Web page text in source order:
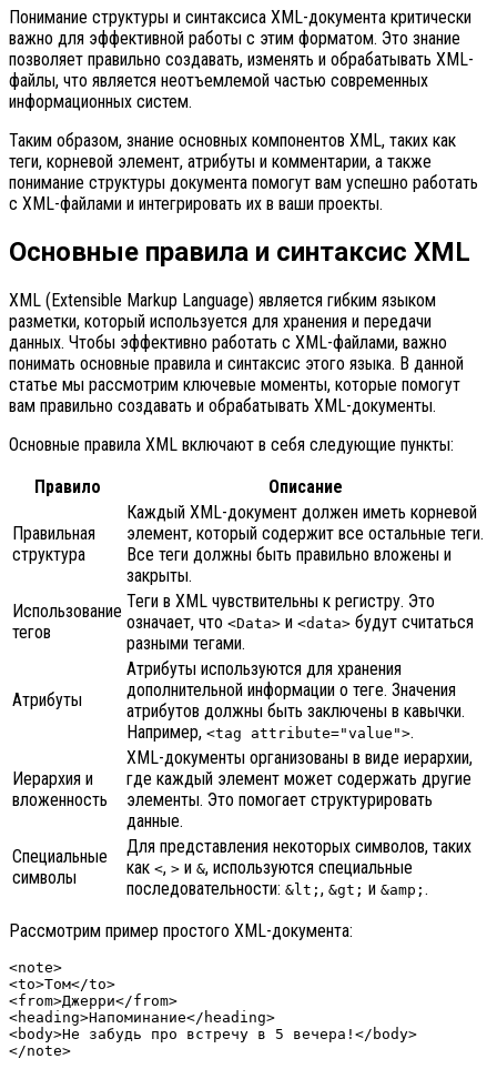
Понимание структуры и синтаксиса XML-документа критически
важно для эффективной работы с этим форматом. Это знание
позволяет правильно создавать, изменять и обрабатывать XML-
файлы, что является неотъемлемой частью современных
информационных систем.
Таким образом, знание основных компонентов XML, таких как
теги, корневой элемент, атрибуты и комментарии, а также
понимание структуры документа помогут вам успешно работать
с XML-файлами и интегрировать их в ваши проекты.
Основные правила и синтаксис XML
XML (Extensible Markup Language) является гибким языком
разметки, который используется для хранения и передачи
данных. Чтобы эффективно работать с XML-файлами, важно
понимать основные правила и синтаксис этого языка. В данной
статье мы рассмотрим ключевые моменты, которые помогут
вам правильно создавать и обрабатывать XML-документы.
Основные правила XML включают в себя следующие пункты:
Правило
Описание
Правильная
структура
Каждый XML-документ должен иметь корневой
элемент, который содержит все остальные теги.
Все теги должны быть правильно вложены и
закрыты.
Использование
тегов
Теги в XML чувствительны к регистру. Это
означает, что <Data> и <data> будут считаться
разными тегами.
Атрибуты
Атрибуты используются для хранения
дополнительной информации о теге. Значения
атрибутов должны быть заключены в кавычки.
Например, <tag attribute="value">.
Иерархия и
вложенность
XML-документы организованы в виде иерархии,
где каждый элемент может содержать другие
элементы. Это помогает структурировать
данные.
Специальные
символы
Для представления некоторых символов, таких
как <, > и &, используются специальные
последовательности: &lt; , &gt; и &amp; .
Рассмотрим пример простого XML-документа:
<note>
<to>Том</to>
<from>Джерри</from>
<heading>Напоминание</heading>
<body>Не забудь про встречу в 5 вечера!</body>